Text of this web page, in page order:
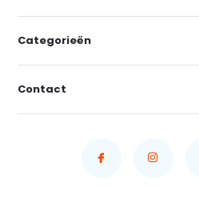
Categorieën
Contact